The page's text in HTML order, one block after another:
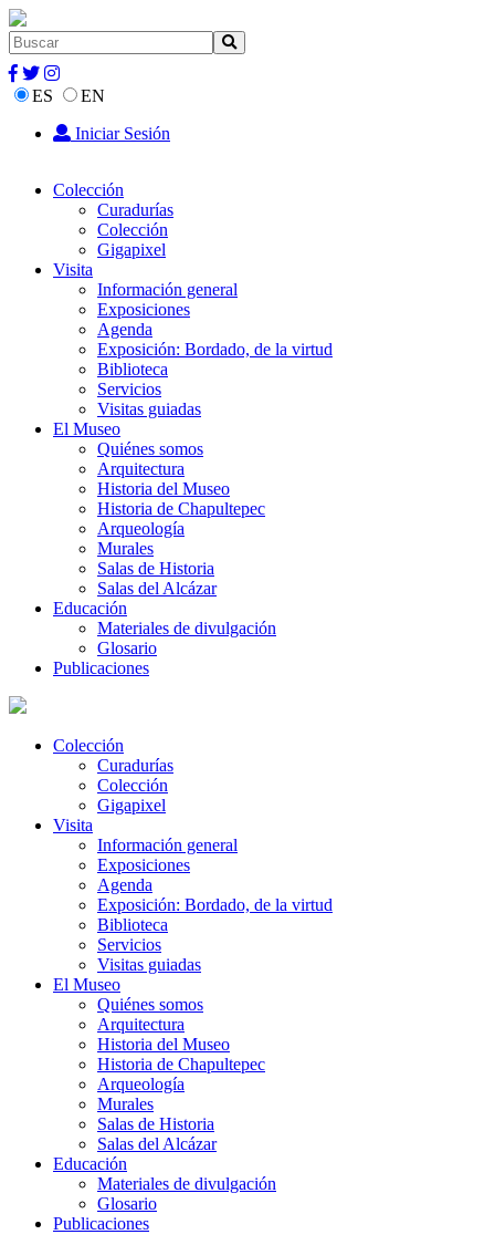
ES
EN
Iniciar Sesión
Colección
Curadurías
Colección
Gigapixel
Visita
Información general
Exposiciones
Agenda
Exposición: Bordado, de la virtud
Biblioteca
Servicios
Visitas guiadas
El Museo
Quiénes somos
Arquitectura
Historia del Museo
Historia de Chapultepec
Arqueología
Murales
Salas de Historia
Salas del Alcázar
Educación
Materiales de divulgación
Glosario
Publicaciones
Colección
Curadurías
Colección
Gigapixel
Visita
Información general
Exposiciones
Agenda
Exposición: Bordado, de la virtud
Biblioteca
Servicios
Visitas guiadas
El Museo
Quiénes somos
Arquitectura
Historia del Museo
Historia de Chapultepec
Arqueología
Murales
Salas de Historia
Salas del Alcázar
Educación
Materiales de divulgación
Glosario
Publicaciones